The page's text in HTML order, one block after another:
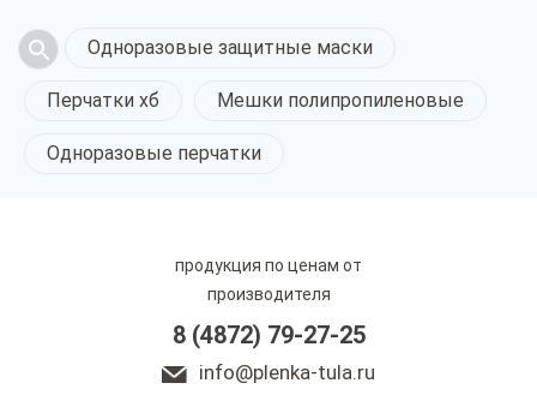
Одноразовые защитные маски
Перчатки хб Мешки полипропиленовые
Одноразовые перчатки
продукция по ценам от
производителя
8 (4872) 79-27-25
info@plenka-tula.ru